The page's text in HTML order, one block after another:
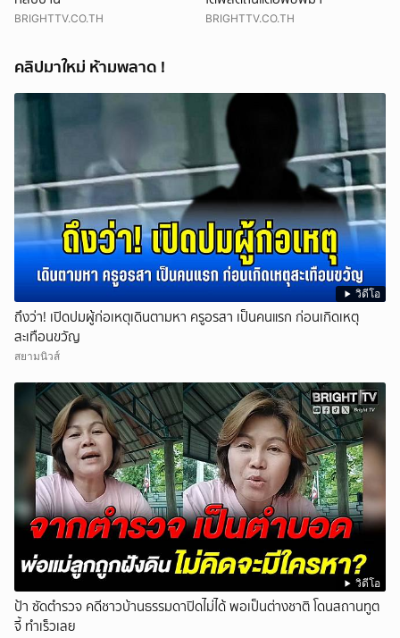
BRIGHTTV.CO.TH BRIGHTTV.CO.TH
คลิปมาใหม่ ห้ามพลาด !
วิดีโอ
ถึงว่า! เปิดปมผู้ก่อเหตุเดินตามหา ครูอรสา เป็นคนแรก ก่อนเกิดเหตุ
สะเทือนขวัญ
สยามนิวส์
วิดีโอ
ป้า ซัดตำรวจ คดีชาวบ้านธรรมดาปิดไม่ได้ พอเป็นต่างชาติ โดนสถานทูต
จี้ ทำเร็วเลย